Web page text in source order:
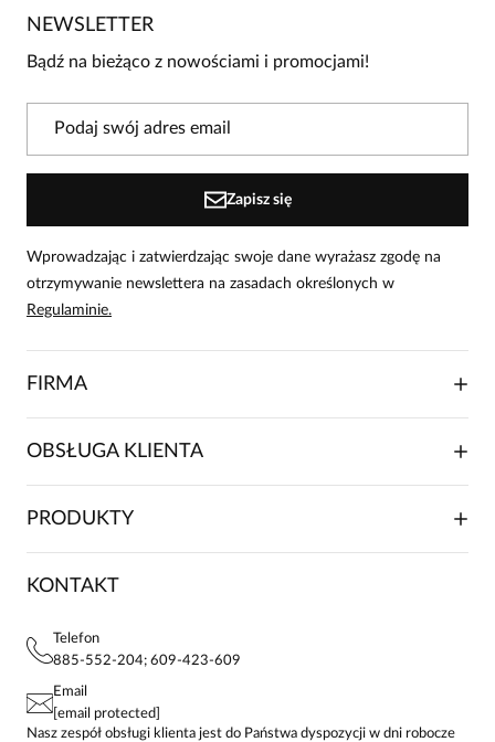
Bądź pierwszą osobą, która podzieli się opinią o tym
W naszej witrynie opinie mogą dodawać tylko
NEWSLETTER
Bądź na bieżąco z nowościami i promocjami!
Zapisz się
Wprowadzając i zatwierdzając swoje dane wyrażasz zgodę na
otrzymywanie newslettera na zasadach określonych w
Regulaminie.
FIRMA
FRANCZYZA
MAPA WITRYNY
KONTAKTY
OBSŁUGA KLIENTA
FAQ
POLITYKA PRYWATNOŚCI
STREFA STAŁEGO KLIENTA
PRODUKTY
KOSZULE DAMSKIE
SPODNIE DAMSKIE
ŻAKIETY I MARYNARKI
KONTAKT
Telefon
885-552-204; 609-423-609
Email
[email protected]
Nasz zespół obsługi klienta jest do Państwa dyspozycji w dni robocze